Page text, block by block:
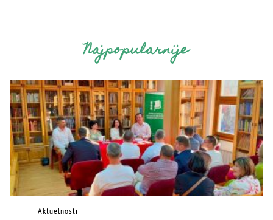
Najpopularnije
Aktuelnosti